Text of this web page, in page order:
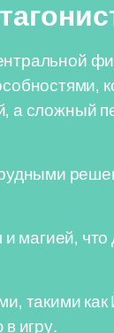
а сложный
магией, что
такими
игру.